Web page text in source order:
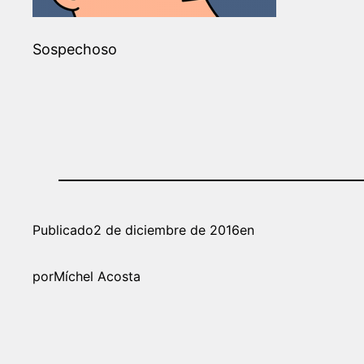
Sospechoso
Publicado2 de diciembre de 2016en
porMíchel Acosta